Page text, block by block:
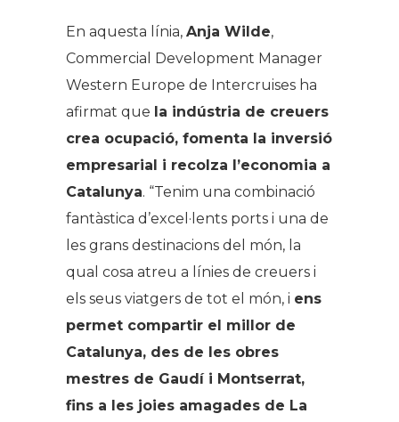
En aquesta línia, Anja Wilde,
Commercial Development Manager
Western Europe de Intercruises ha
afirmat que la indústria de creuers
crea ocupació, fomenta la inversió
empresarial i recolza l’economia a
Catalunya. “Tenim una combinació
fantàstica d’excel·lents ports i una de
les grans destinacions del món, la
qual cosa atreu a línies de creuers i
els seus viatgers de tot el món, i ens
permet compartir el millor de
Catalunya, des de les obres
mestres de Gaudí i Montserrat,
fins a les joies amagades de La